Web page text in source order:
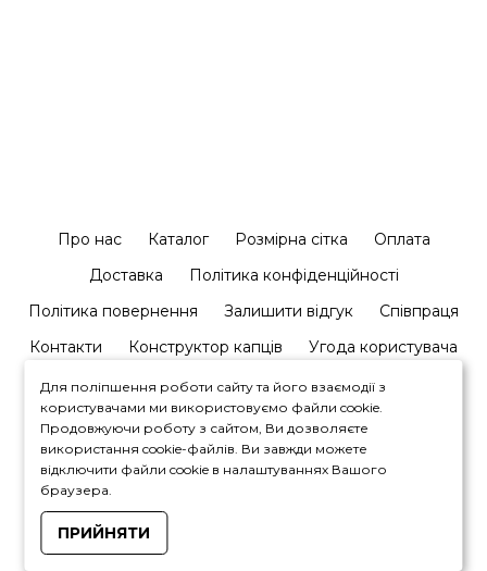
Про нас Каталог Розмірна сітка
Оплата
Доставка
Політика конфіденційності
Політика повернення
Залишити відгук
Співпраця
Контакти
Конструктор капців Угода користувача
+380964446450
Для поліпшення роботи сайту та його взаємодії з
користувачами ми використовуємо файли cookie.
Продовжуючи роботу з сайтом, Ви дозволяєте
використання cookie-файлів. Ви завжди можете
відключити файли cookie в налаштуваннях Вашого
браузера.
ПРИЙНЯТИ